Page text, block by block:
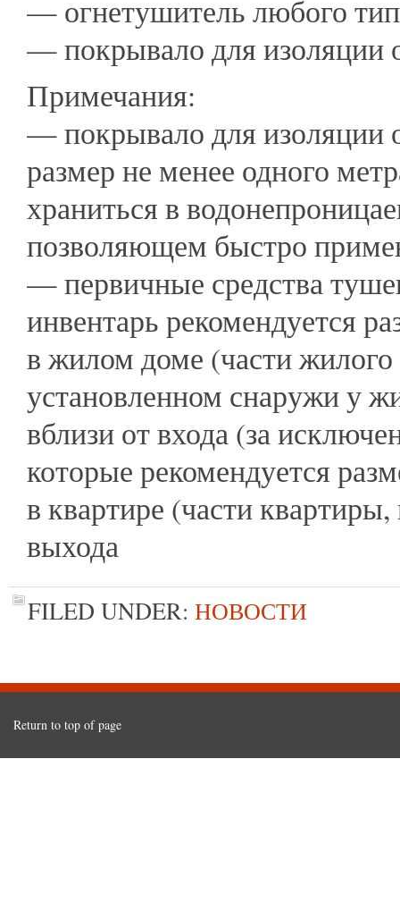
— огнетушитель любого
— покрывало для изоляции
Примечания:
— покрывало для изоляции
размер не менее одного
храниться в
позволяющем быстро
— первичные средства
инвентарь рекомендуется
в жилом доме (части
установленном снаружи у
вблизи от входа (за
которые рекомендуется
в квартире (части
выхода
FILED UNDER: НОВОСТИ
Return to top of page